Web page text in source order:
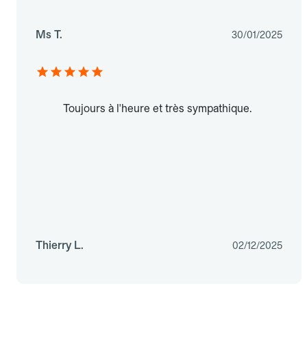
Ms T. 30/01/2025
Toujours à l'heure et très sympathique.
Thierry L. 02/12/2025